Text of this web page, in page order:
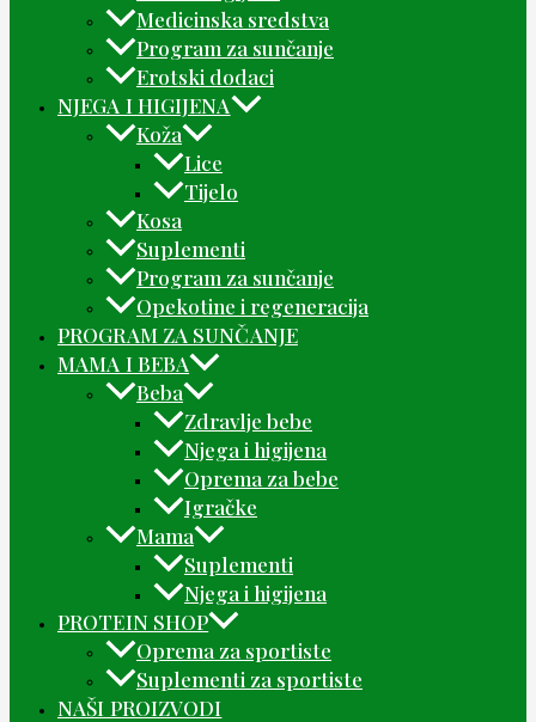
Medicinska sredstva
Program za sunčanje
Erotski dodaci
NJEGA I HIGIJENA
Koža
Lice
Tijelo
Kosa
Suplementi
Program za sunčanje
Opekotine i regeneracija
PROGRAM ZA SUNČANJE
MAMA I BEBA
Beba
Zdravlje bebe
Njega i higijena
Oprema za bebe
Igračke
Mama
Suplementi
Njega i higijena
PROTEIN SHOP
Oprema za sportiste
Suplementi za sportiste
NAŠI PROIZVODI